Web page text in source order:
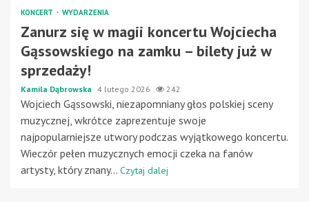
KONCERT WYDARZENIA
Zanurz się w magii koncertu Wojciecha
Gąssowskiego na zamku – bilety już w
sprzedaży!
Kamila Dąbrowska 4 lutego 2026 242
Wojciech Gąssowski, niezapomniany głos polskiej sceny
muzycznej, wkrótce zaprezentuje swoje
najpopularniejsze utwory podczas wyjątkowego koncertu.
Wieczór pełen muzycznych emocji czeka na fanów
artysty, który znany... Czytaj dalej